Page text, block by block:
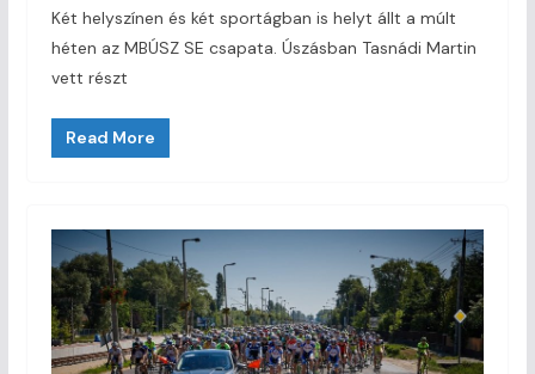
Két helyszínen és két sportágban is helyt állt a múlt
héten az MBÚSZ SE csapata. Úszásban Tasnádi Martin
vett részt
Read More